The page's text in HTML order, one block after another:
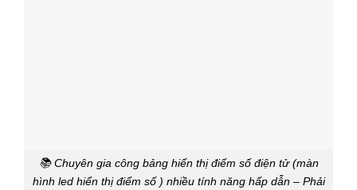
📚 Chuyên gia công bảng hiển thị điểm số điện tử (màn
hình led hiển thị điểm số ) nhiều tính năng hấp dẫn – Phải